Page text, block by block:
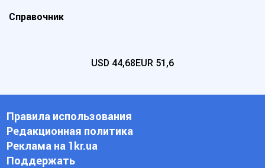
Справочник
USD 44,68EUR 51,6
Правила использования
Редакционная политика
Реклама на 1kr.ua
Поддержать